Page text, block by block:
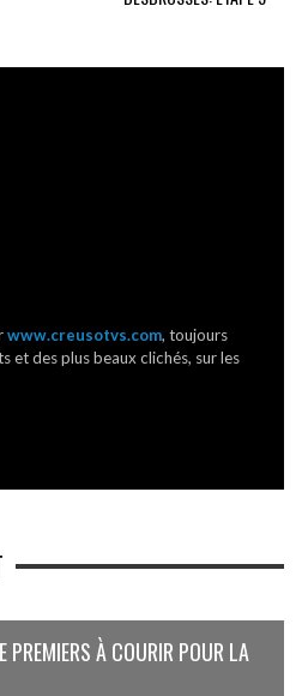
www.creusotvs.com, toujours
et des plus beaux clichés, sur les
PREMIERS À COURIR POUR LA